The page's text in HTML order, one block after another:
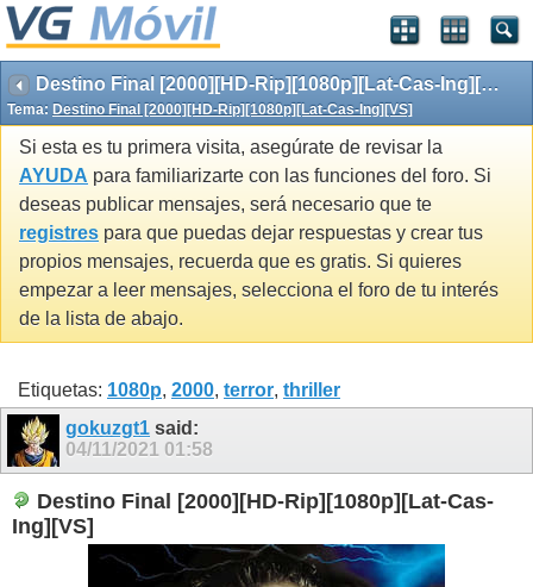
Destino Final [2000][HD-Rip][1080p][Lat-Cas-Ing][VS]
Tema: Destino Final [2000][HD-Rip][1080p][Lat-Cas-Ing][VS]
Si esta es tu primera visita, asegúrate de revisar la
AYUDA para familiarizarte con las funciones del foro. Si
deseas publicar mensajes, será necesario que te
registres para que puedas dejar respuestas y crear tus
propios mensajes, recuerda que es gratis. Si quieres
empezar a leer mensajes, selecciona el foro de tu interés
de la lista de abajo.
Etiquetas: 1080p, 2000, terror, thriller
gokuzgt1 said:
04/11/2021 01:58
Destino Final [2000][HD-Rip][1080p][Lat-Cas-
Ing][VS]